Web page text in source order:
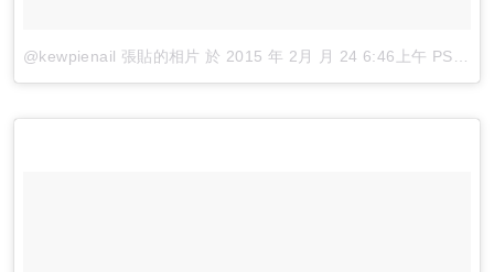
@kewpienail 張貼的相片 於 2015 年 2月 月 24 6:46上午 PST